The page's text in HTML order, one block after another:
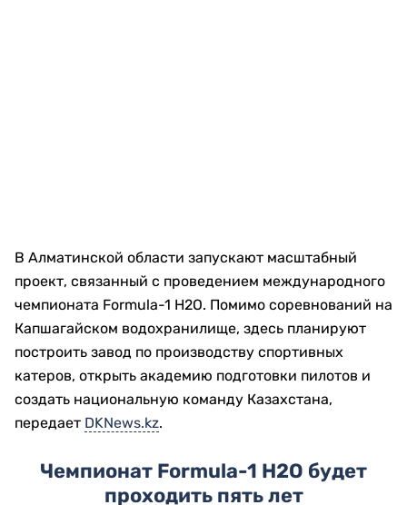
В Алматинской области запускают масштабный
проект, связанный с проведением международного
чемпионата Formula-1 H2O. Помимо соревнований на
Капшагайском водохранилище, здесь планируют
построить завод по производству спортивных
катеров, открыть академию подготовки пилотов и
создать национальную команду Казахстана,
передает DKNews.kz.
Чемпионат Formula-1 H2O будет
проходить пять лет